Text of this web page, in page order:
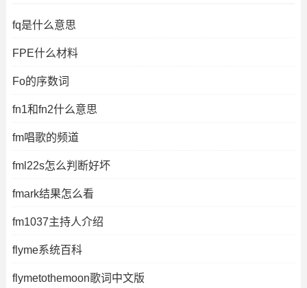
fq是什么意思
FPE什么材料
Fo的序数词
fn1和fn2什么意思
fm唱歌的频道
fml22s怎么判断好坏
fmark结果怎么看
fm1037主持人介绍
flyme系统百科
flymetothemoon歌词中文版